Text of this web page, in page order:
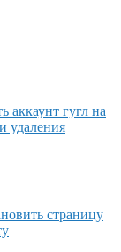
аккаунт гугл на
удаления
страницу